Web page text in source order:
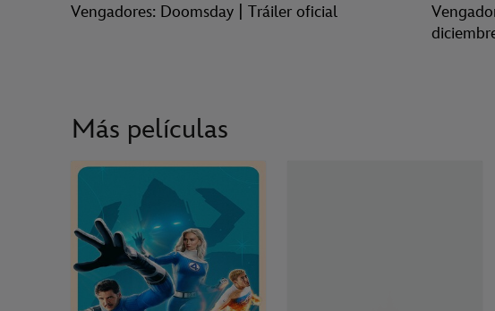
Vengadores: Doomsday | Tráiler oficial
Más películas